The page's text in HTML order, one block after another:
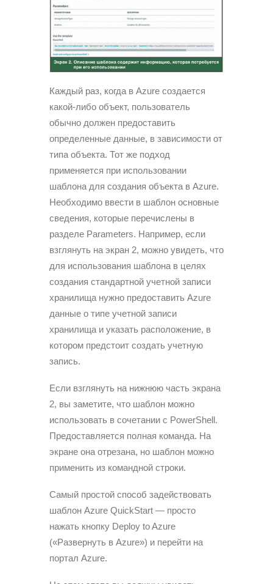
Каждый раз, когда в Azure создается
какой-либо объект, пользователь
обычно должен предоставить
определенные данные, в зависимости от
типа объекта. Тот же подход
применяется при использовании
шаблона для создания объекта в Azure.
Необходимо ввести в шаблон основные
сведения, которые перечислены в
разделе Parameters. Например, если
взглянуть на экран 2, можно увидеть, что
для использования шаблона в целях
создания стандартной учетной записи
хранилища нужно предоставить Azure
данные о типе учетной записи
хранилища и указать расположение, в
котором предстоит создать учетную
запись.
Если взглянуть на нижнюю часть экрана
2, вы заметите, что шаблон можно
использовать в сочетании с PowerShell.
Предоставляется полная команда. На
экране она отрезана, но шаблон можно
применить из командной строки.
Самый простой способ задействовать
шаблон Azure QuickStart — просто
нажать кнопку Deploy to Azure
(«Развернуть в Azure») и перейти на
портал Azure.